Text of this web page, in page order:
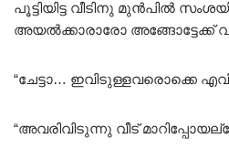
പൂട്ടിയിട്ട വീടിനു മുൻപിൽ
അയൽക്കാരാരോ അങ്ങോട്ടേക്ക്
“ചേട്ടാ… ഇവിടുള്ളവരൊക്കെ
“അവരിവിടുന്നു വീട്